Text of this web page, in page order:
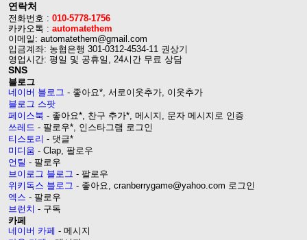
연락처
전화번호 : 010-5778-1756
카카오톡 : automatethem
이메일: automatethem@gmail.com
입금계좌: 농협은행 301-0312-4534-11 권상기
영업시간: 평일 및 공휴일, 24시간 무료 상담
SNS
블로그
네이버 블로그 - 좋아요*, 서로이웃추가, 이웃추가
블로그 스팟
페이스북 - 좋아요*, 찬구 추가*, 메시지, 문자 메시지로 인증
쓰레드 - 팔로우*, 인스타그램 로그인
티스토리 - 댓글*
미디움 - Clap, 팔로우
언틸 - 팔로우
브이로그 블로그 - 팔로우
위키독스 블로그 - 좋아요, cranberrygame@yahoo.com 로그인
엑스 - 팔로우
브런치 - 구독
카페
네이버 카페 - 메시지